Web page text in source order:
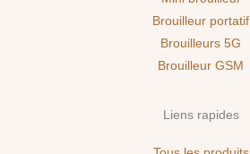
Brouilleur portatif
Brouilleurs 5G
Brouilleur GSM
Liens rapides